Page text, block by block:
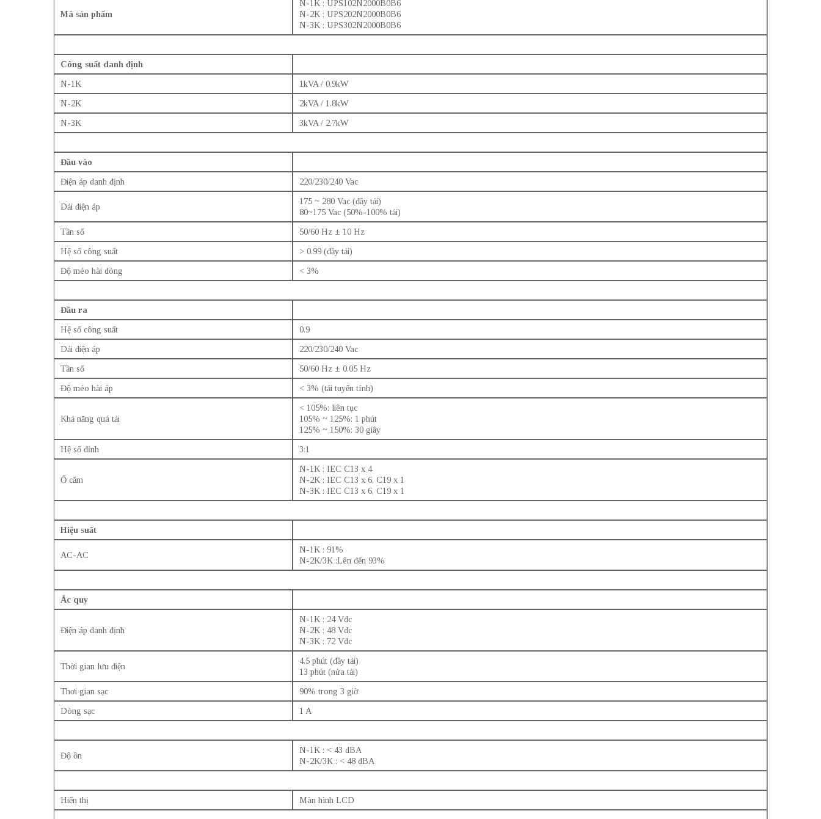
Mã sản phẩm
N-1K : UPS102N2000B0B6
N-2K : UPS202N2000B0B6
N-3K : UPS302N2000B0B6
Công suất danh định
N-1K
1kVA / 0.9kW
N-2K
2kVA / 1.8kW
N-3K
3kVA / 2.7kW
Đầu vào
Điện áp danh định
220/230/240 Vac
Dải điện áp
175 ~ 280 Vac (đầy tải)
80~175 Vac (50%-100% tải)
Tần số
50/60 Hz ± 10 Hz
Hệ số công suất
> 0.99 (đầy tải)
Độ méo hài dòng
< 3%
Đầu ra
Hệ số công suất
0.9
Dải điện áp
220/230/240 Vac
Tần số
50/60 Hz ± 0.05 Hz
Độ méo hài áp
< 3% (tải tuyến tính)
Khả năng quá tải
< 105%: liên tục
105% ~ 125%: 1 phút
125% ~ 150%: 30 giây
Hệ số đỉnh
3:1
Ổ cắm
N-1K : IEC C13 x 4
N-2K : IEC C13 x 6, C19 x 1
N-3K : IEC C13 x 6, C19 x 1
Hiệu suất
AC-AC
N-1K : 91%
N-2K/3K :Lên đến 93%
Ắc quy
Điện áp danh định
N-1K : 24 Vdc
N-2K : 48 Vdc
N-3K : 72 Vdc
Thời gian lưu điện
4.5 phút (đầy tải)
13 phút (nửa tải)
Thơi gian sạc
90% trong 3 giờ
Dòng sạc
1 A
Độ ồn
N-1K : < 43 dBA
N-2K/3K : < 48 dBA
Hiển thị Màn hình LCD